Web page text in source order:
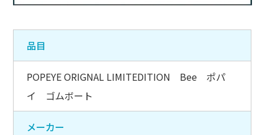
品目
POPEYE ORIGNAL LIMITEDITION Bee ポパ
イ ゴムボート
メーカー